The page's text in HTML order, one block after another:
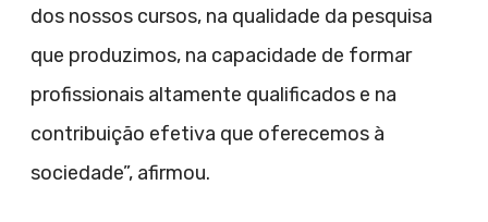
dos nossos cursos, na qualidade da pesquisa
que produzimos, na capacidade de formar
profissionais altamente qualificados e na
contribuição efetiva que oferecemos à
sociedade”, afirmou.